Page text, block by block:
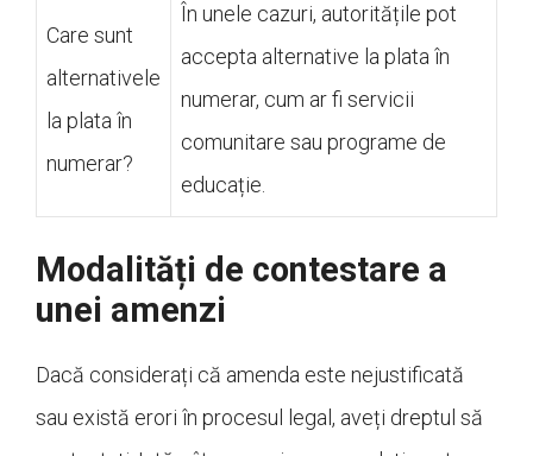
Care sunt
alternativele
la plata în
numerar?
În unele cazuri, autoritățile pot
accepta alternative la plata în
numerar, cum ar fi servicii
comunitare sau programe de
educație.
Modalități de contestare a
unei amenzi
Dacă considerați că amenda este nejustificată
sau există erori în procesul legal, aveți dreptul să